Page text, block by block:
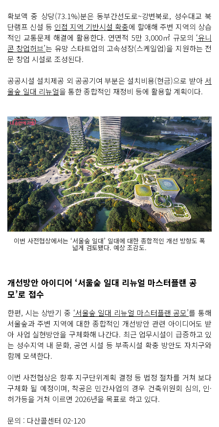
확보액 중 상당(73.1%)분은 동부간선도로~강변북로, 성수대교 북
단램프 신설 등 인접 지역 기반시설 확충에 할애해 주변 지역의 상습
적인 교통문제 해결에 활용한다. 연면적 5만 3,000㎡ 규모의 ‘유니
콘 창업허브’는 유망 스타트업의 고속성장(스케일업)을 지원하는 전
문 창업 시설로 조성된다.
공공시설 설치제공 외 공공기여 부분은 설치비용(현금)으로 받아서
울숲 일대 리뉴얼을 통한 종합적인 재정비 등에 활용할 계획이다.
이번 사전협상에서는 ‘서울숲 일대’ 일대에 대한 종합적인 개선 방향도 폭
넓게 검토됐다. 예상 조감도.
개선방안 아이디어 ‘서울숲 일대 리뉴얼 마스터플랜 공
모’로 접수
한편, 시는 상반기 중 ‘서울숲 일대 리뉴얼 마스터플랜 공모’를 통해
서울숲과 주변 지역에 대한 종합적인 개선방안 관련 아이디어도 받
아 사업 실현방안을 구체화해 나간다. 최근 업무시설이 급증하고 있
는 성수지역 내 문화, 공연 시설 등 부족시설 확충 방안도 자치구와
함께 모색한다.
이번 사전협상은 향후 지구단위계획 결정 등 법정 절차를 거쳐 보다
구체화 될 예정이며, 착공은 민간사업의 경우 건축위원회 심의, 인·
허가등을 거쳐 이르면 2026년을 목표로 하고 있다.
문의 : 다산콜센터 02-120